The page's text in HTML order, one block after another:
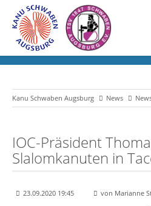
Kanu Schwaben Augsburg News
IOC-Präsident
Slalomkanuten in
23.09.2020 19:45 von Marianne